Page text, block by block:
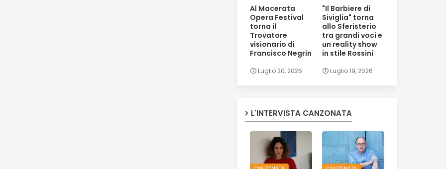
Al Macerata
Opera Festival
torna il
Trovatore
visionario di
Francisco Negrin
Luglio 20, 2026
"Il Barbiere di
Siviglia" torna
allo Sferisterio
tra grandi voci e
un reality show
in stile Rossini
Luglio 19, 2026
L'INTERVISTA CANZONATA